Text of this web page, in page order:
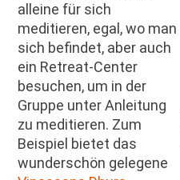
alleine für sich
meditieren, egal, wo man
sich befindet, aber auch
ein Retreat-Center
besuchen, um in der
Gruppe unter Anleitung
zu meditieren. Zum
Beispiel bietet das
wunderschön gelegene